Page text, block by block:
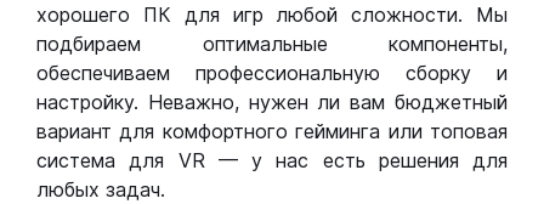
хорошего ПК для игр любой сложности. Мы
подбираем оптимальные компоненты,
обеспечиваем профессиональную сборку и
настройку. Неважно, нужен ли вам бюджетный
вариант для комфортного гейминга или топовая
система для VR — у нас есть решения для
любых задач.